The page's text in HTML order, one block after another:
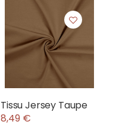
Tissu Jersey Taupe
8,49 €